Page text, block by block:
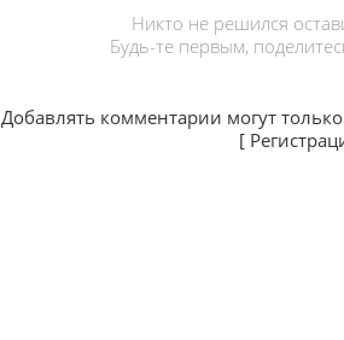
Никто не решился
Будь-те первым,
Добавлять комментарии могут
[